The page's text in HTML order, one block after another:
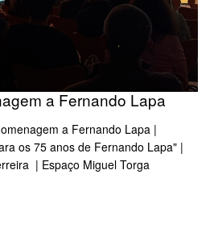
a Fernando Lapa
a Fernando Lapa |
os 75 anos de Fernando Lapa" |
| Espaço Miguel Torga